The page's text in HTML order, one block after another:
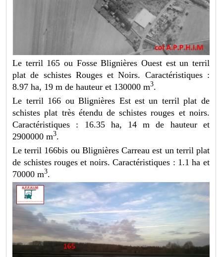
Le terril 165 ou Fosse Blignières Ouest est un terril
plat de schistes Rouges et Noirs. Caractéristiques :
8.97 ha, 19 m de hauteur et 130000 m3.
Le terril 166 ou Blignières Est est un terril plat de
schistes plat très étendu de schistes rouges et noirs.
Caractéristiques : 16.35 ha, 14 m de hauteur et
2900000 m3.
Le terril 166bis ou Blignières Carreau est un terril plat
de schistes rouges et noirs. Caractéristiques : 1.1 ha et
70000 m3.